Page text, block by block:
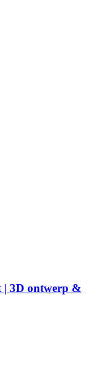
| 3D ontwerp &